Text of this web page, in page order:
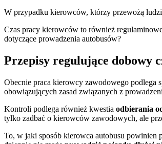
W przypadku kierowców, którzy przewożą
Czas pracy kierowców to również
dotyczące prowadzenia autobusów?
Przepisy regulujące dobowy
Obecnie praca kierowcy zawodowego podlega
obowiązujących zasad związanych z
Kontroli podlega również kwestia odbierania
tylko zadbać o kierowców zawodowych, ale
To, w jaki sposób kierowca autobusu powinien